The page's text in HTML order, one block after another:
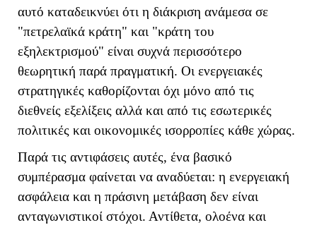
αυτό καταδεικνύει ότι η διάκριση ανάμεσα σε
"πετρελαϊκά κράτη" και "κράτη του
εξηλεκτρισμού" είναι συχνά περισσότερο
θεωρητική παρά πραγματική. Οι ενεργειακές
στρατηγικές καθορίζονται όχι μόνο από τις
διεθνείς εξελίξεις αλλά και από τις εσωτερικές
πολιτικές και οικονομικές ισορροπίες κάθε χώρας.
Παρά τις αντιφάσεις αυτές, ένα βασικό
συμπέρασμα φαίνεται να αναδύεται: η ενεργειακή
ασφάλεια και η πράσινη μετάβαση δεν είναι
ανταγωνιστικοί στόχοι. Αντίθετα, ολοένα και